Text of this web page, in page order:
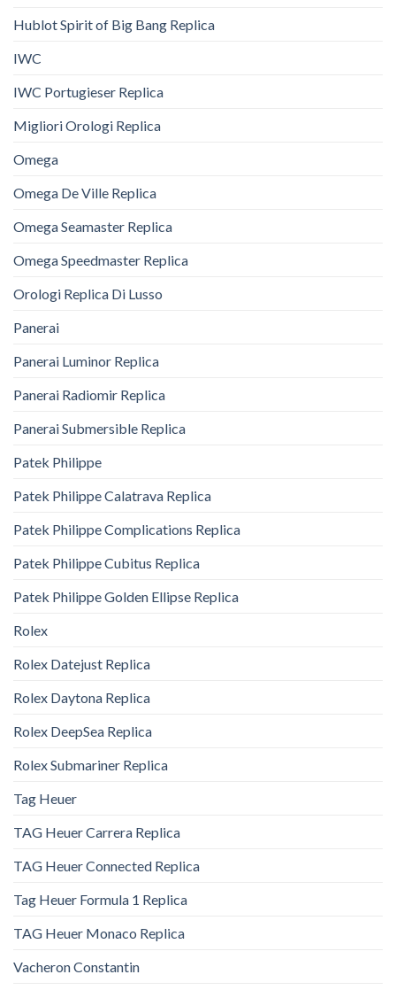
Hublot Spirit of Big Bang Replica
IWC
IWC Portugieser Replica
Migliori Orologi Replica
Omega
Omega De Ville Replica
Omega Seamaster Replica
Omega Speedmaster Replica
Orologi Replica Di Lusso
Panerai
Panerai Luminor Replica
Panerai Radiomir Replica
Panerai Submersible Replica
Patek Philippe
Patek Philippe Calatrava Replica
Patek Philippe Complications Replica
Patek Philippe Cubitus Replica
Patek Philippe Golden Ellipse Replica
Rolex
Rolex Datejust Replica
Rolex Daytona Replica
Rolex DeepSea Replica
Rolex Submariner Replica
Tag Heuer
TAG Heuer Carrera Replica
TAG Heuer Connected Replica
Tag Heuer Formula 1 Replica
TAG Heuer Monaco Replica
Vacheron Constantin